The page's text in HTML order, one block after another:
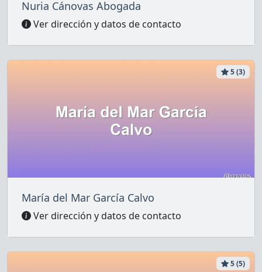
Nuria Cánovas Abogada
Ver dirección y datos de contacto
5 (3)
María del Mar García Calvo
Ver dirección y datos de contacto
5 (5)